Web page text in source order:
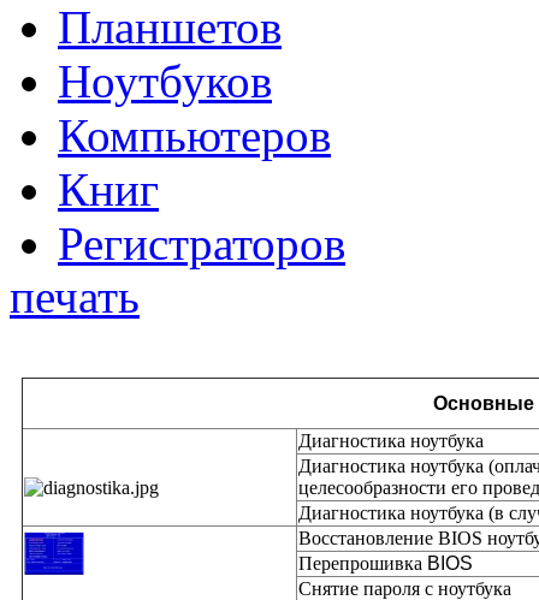
Планшетов
Ноутбуков
Компьютеров
Книг
Регистраторов
печать
Основные
Диагностика ноутбука
Диагностика ноутбука
целесообразности его
Диагностика ноутбука (в
Восстановление BIOS
Перепрошивка BIOS
Снятие пароля с ноутбука